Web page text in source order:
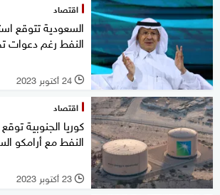
اقتصاد
السعودية تتوقع
النفط رغم دعوات
l 24 أكتوبر 2023
اقتصاد
كوريا الجنوبية
النفط مع أرامكو
l 23 أكتوبر 2023